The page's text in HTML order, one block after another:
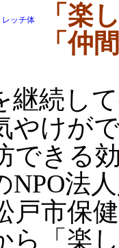
レッチ体
「楽
「仲
続し
やけが
できる
NPO法
戸市保
ら「楽